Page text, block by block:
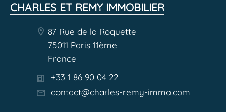
CHARLES ET REMY IMMOBILIER
87 Rue de la Roquette
75011 Paris 11ème
France
+33 1 86 90 04 22
contact@charles-remy-immo.com